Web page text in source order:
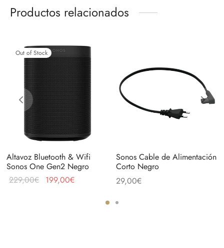
Productos relacionados
Out of Stock
Altavoz Bluetooth & Wifi
Sonos One Gen2 Negro
229,00€
El precio
199,00€
Sonos Cable de Alimentación
Corto Negro
29,00€